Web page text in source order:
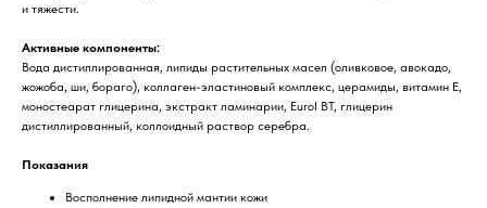
и тяжести.
Активные компоненты:
Вода дистиллированная, липиды растительных масел (оливковое, авокадо,
жожоба, ши, бораго), коллаген-эластиновый комплекс, церамиды, витамин Е,
моностеарат глицерина, экстракт ламинарии, Eurol BT, глицерин
дистиллированный, коллоидный раствор серебра.
Показания
Восполнение липидной мантии кожи